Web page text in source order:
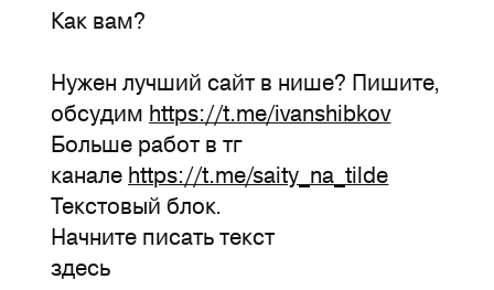
Как вам?
Нужен лучший сайт в нише? Пишите,
обсудим https://t.me/ivanshibkov
Больше работ в тг
канале https://t.me/saity_na_tilde
Текстовый блок.
Начните писать текст
здесь